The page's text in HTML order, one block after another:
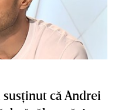
că Andrei